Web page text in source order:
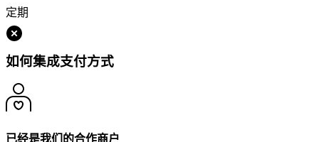
定期
如何集成支付方式
已经是我们的合作商户